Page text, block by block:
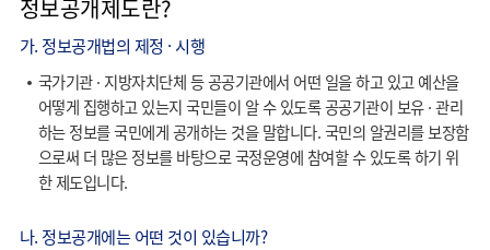
정보공개제도란?
가. 정보공개법의 제정 · 시행
국가기관 · 지방자치단체 등 공공기관에서 어떤 일을 하고 있고 예산을
어떻게 집행하고 있는지 국민들이 알 수 있도록 공공기관이 보유 · 관리
하는 정보를 국민에게 공개하는 것을 말합니다. 국민의 알권리를 보장함
으로써 더 많은 정보를 바탕으로 국정운영에 참여할 수 있도록 하기 위
한 제도입니다.
나. 정보공개에는 어떤 것이 있습니까?